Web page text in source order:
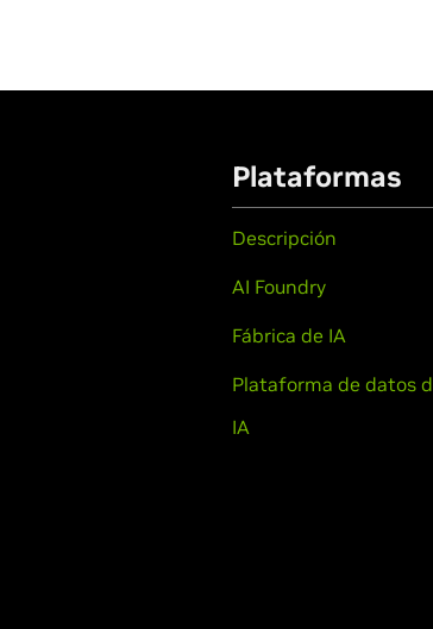
Plataformas
Descripción
AI Foundry
Fábrica de IA
Plataforma de datos
IA